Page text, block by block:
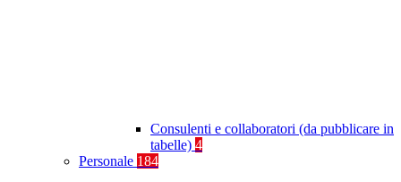
Consulenti e collaboratori (da pubblicare in
tabelle) 4
Personale 184